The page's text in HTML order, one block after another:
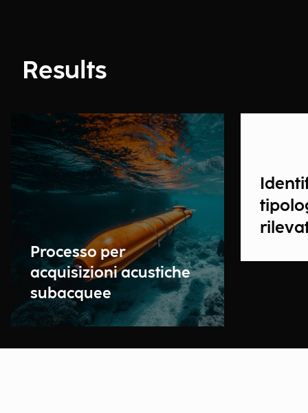
Results
Processo per
acquisizioni acustiche
subacquee